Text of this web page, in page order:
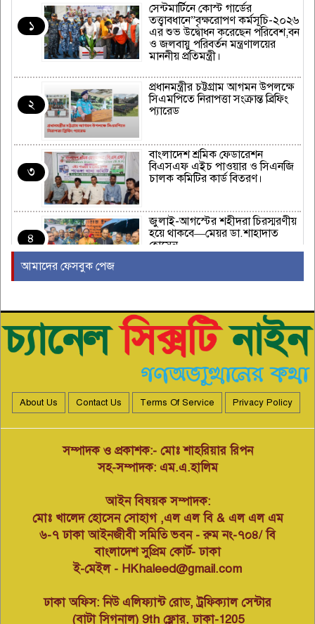
১
সেন্টমার্টিনে কোস্ট গার্ডের
তত্ত্বাবধানে”বৃক্ষরোপণ কর্মসূচি-২০২৬
এর শুভ উদ্বোধন করেছেন পরিবেশ,বন
ও জলবায়ু পরিবর্তন মন্ত্রণালয়ের
মাননীয় প্রতিমন্ত্রী।
২
প্রধানমন্ত্রীর চট্টগ্রাম আগমন উপলক্ষে
সিএমপিতে নিরাপত্তা সংক্রান্ত ব্রিফিং
প্যারেড
৩
বাংলাদেশ শ্রমিক ফেডারেশন
বিএসএফ এইচ পাওয়ার ও সিএনজি
চালক কমিটির কার্ড বিতরণ।
৪
জুলাই-আগস্টের শহীদরা চিরস্মরণীয়
হয়ে থাকবে—মেয়র ডা.শাহাদাত
হোসেন
উপজেলা স্বেচ্ছাসেবক দলের শোক
প্রকাশ।
লামায় শান্তি-শৃঙ্খলা রক্ষায় প্রশাসনের
হস্তক্ষেপ কামনা করে লিখিত অভিযোগ
জিএম ইঞ্জিনিয়ার মোঃ ইউসুফ নির্বাহী
পরিচালক প্রযুক্তি নিয়মিত করছেন
নাবিক বানিজ্য।
৮
বাংলাদেশ গ্রাম ডাক্তার কল্যাণ সমিতি
বন্দর ইপিজেড-পতেঙ্গা থানা’র
বৈজ্ঞানিক সেমিনার অনলাইন আইডি
কার্ড বিতরণ অনুষ্ঠান
মসজিদের জায়গা দখল করে
করেছেন এলাকাবাসী।
আমাদের ফেসবুক পেজ
About Us Contact Us Terms Of Service Privacy Policy
সম্পাদক ও প্রকাশক:- মোঃ শাহরিয়ার রিপন
সহ-সম্পাদক: এম.এ.হালিম
আইন বিষয়ক সম্পাদক:
মোঃ খালেদ হোসেন সোহাগ ,এল এল বি & এল এল এম
৬-৭ ঢাকা আইনজীবী সমিতি ভবন - রুম নং-৭০৪/ বি
বাংলাদেশ সুপ্রিম কোর্ট- ঢাকা
ই-মেইল - HKhaleed@gmail.com
ঢাকা অফিস: নিউ এলিফ্যান্ট রোড, ট্রফিক্যাল সেন্টার
(বাটা সিগনাল) 9th ফ্লোর, ঢাকা-1205